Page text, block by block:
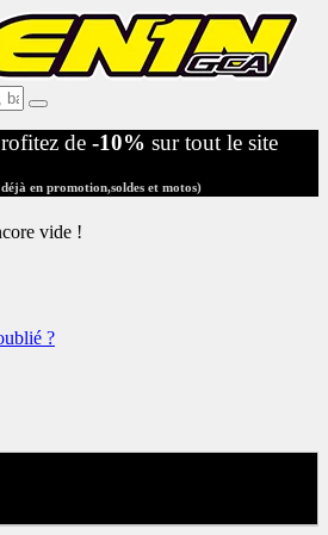
Ex:
Casque,
filtre
air,
Fox,
...
de -10% sur tout le site
en promotion,soldes et motos)
vide !
?